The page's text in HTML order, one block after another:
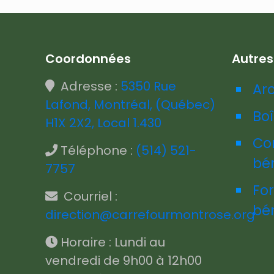
Coordonnées
Adresse : 5350 Rue
Lafond, Montréal, (Québec)
H1X 2X2, Local 1.430
Téléphone : (514) 521-
7757
Courriel :
direction@carrefourmontrose.org
Horaire : Lundi au
vendredi de 9h00 à 12h00